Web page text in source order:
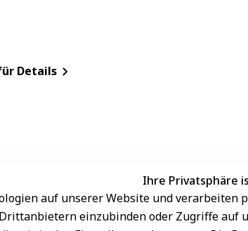
Details
Ihre Privatsphäre
auf unserer Website und verarbeiten
einzubinden oder Zugriffe
Service